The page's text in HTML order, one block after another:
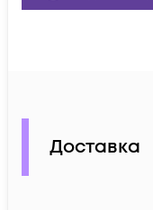
Доставка